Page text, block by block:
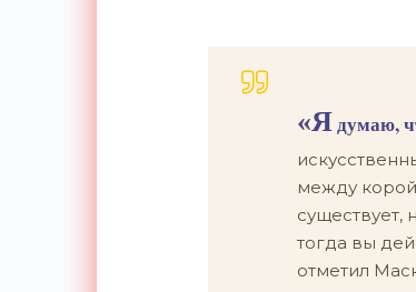
«Ядумаю,
между
существует,
тогда вы
отметил